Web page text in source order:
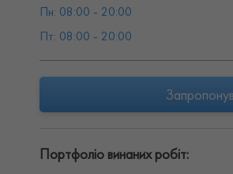
Пн: 08:00 - 20:00
Пт: 08:00 - 20:00
Портфоліо винаних робіт: